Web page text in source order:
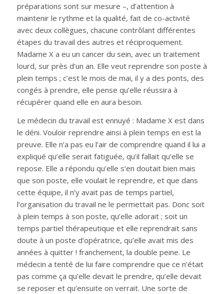
préparations sont sur mesure –, d’attention à
maintenir le rythme et la qualité, fait de co-activité
avec deux collègues, chacune contrôlant différentes
étapes du travail des autres et réciproquement.
Madame X a eu un cancer du sein, avec un traitement
lourd, sur près d’un an. Elle veut reprendre son poste à
plein temps ; c’est le mois de mai, il y a des ponts, des
congés à prendre, elle pense qu’elle réussira à
récupérer quand elle en aura besoin.
Le médecin du travail est ennuyé : Madame X est dans
le déni. Vouloir reprendre ainsi à plein temps en est la
preuve. Elle n’a pas eu l’air de comprendre quand il lui a
expliqué qu’elle serait fatiguée, qu’il fallait qu’elle se
repose. Elle a répondu qu’elle s’en doutait bien mais
que son poste, elle voulait le reprendre, et que dans
cette équipe, il n’y avait pas de temps partiel,
l’organisation du travail ne le permettait pas. Donc soit
à plein temps à son poste, qu’elle adorait ; soit un
temps partiel thérapeutique et elle reprendrait sans
doute à un poste d’opératrice, qu’elle avait mis des
années à quitter ! franchement, la double peine. Le
médecin a tenté de lui faire comprendre que ce n’était
pas comme ça qu’elle devait le prendre, qu’elle devait
se reposer et qu’ensuite on verrait. Une sorte de